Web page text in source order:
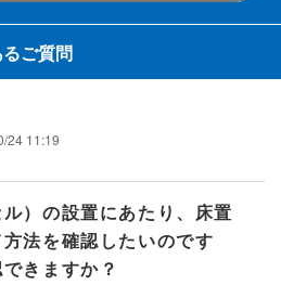
ご質問
24 11:19
）の設置にあたり、床置
法を確認したいのです
きますか？